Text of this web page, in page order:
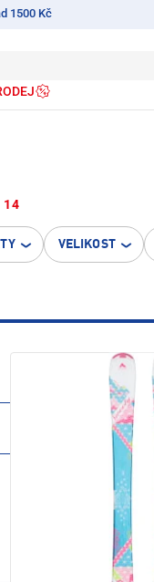
1500 Kč
14
VELIKOST